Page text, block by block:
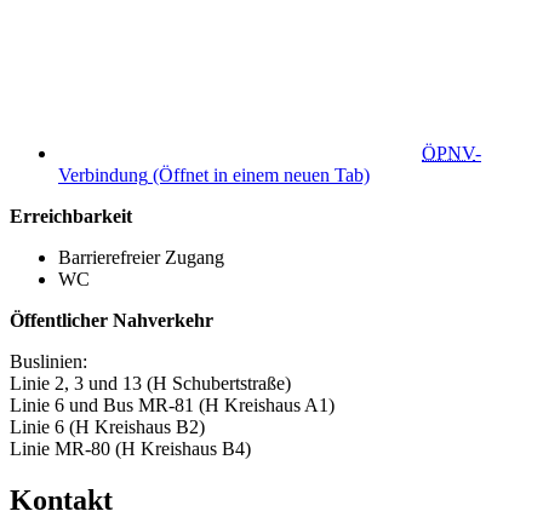
ÖPNV-
Verbindung (Öffnet in einem neuen Tab)
Erreichbarkeit
Barrierefreier Zugang
WC
Öffentlicher Nahverkehr
Buslinien:
Linie 2, 3 und 13 (H Schubertstraße)
Linie 6 und Bus MR-81 (H Kreishaus A1)
Linie 6 (H Kreishaus B2)
Linie MR-80 (H Kreishaus B4)
Kontakt